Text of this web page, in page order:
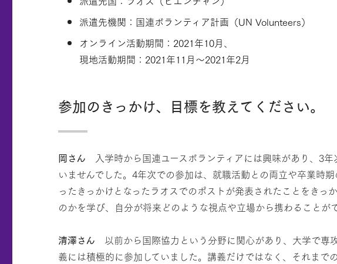
派遣先機関：国連ボランティア計画（UN Volunteers）
オンライン活動期間：2021年10月、
現地活動期間：2021年11月～2021年2月
参加のきっかけ、目標を教えてください。
岡さん 入学時から国連ユースボランティアには興味があり、3
いませんでした。4年次での参加は、就職活動との両立や卒業時
ったきっかけとなったラオスでのポストが発表されたことをき
のかを学び、自分が将来どのような視点や立場から携わることが
清澤さん 以前から国際協力という分野に関心があり、大学で専
義には積極的に参加していました。講義だけではなく、それま